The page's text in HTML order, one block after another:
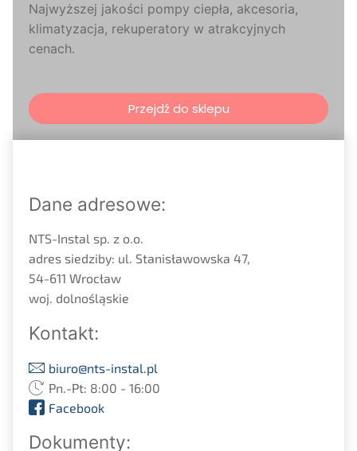
Najwyższej jakości pompy ciepła, akcesoria,
klimatyzacja, rekuperatory w atrakcyjnych
cenach.
Przejdź do sklepu
Dane adresowe:
NTS-Instal sp. z o.o.
adres siedziby: ul. Stanisławowska 47,
54-611 Wrocław
woj. dolnośląskie
Kontakt:
biuro@nts-instal.pl
Pn.-Pt: 8:00 - 16:00
Facebook
Dokumenty: